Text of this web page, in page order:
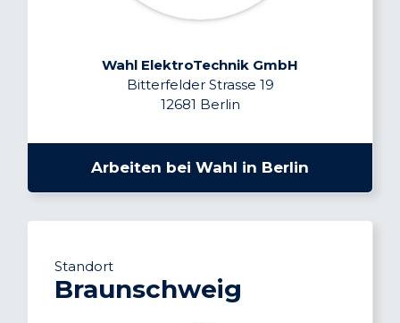
Wahl ElektroTechnik GmbH
Bitterfelder Strasse 19
12681 Berlin
Arbeiten bei Wahl in Berlin
Standort
Braunschweig